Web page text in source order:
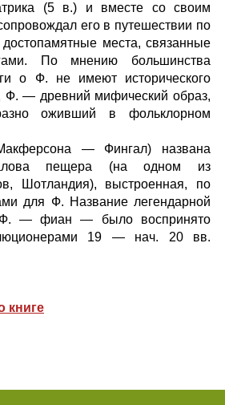
(5 в.) и вместе со своим
его в путешествии по
места, связанные
По мнению большинства
о Ф. не имеют исторического
Ф. — древний мифический образ,
оживший в фольклорном
— Фингал) названа
пещера (на одном из
Шотландия), выстроенная, по
для Ф. Название легендарной
Ф. — фиан — было воспринято
19 — нач. 20 вв.
книге